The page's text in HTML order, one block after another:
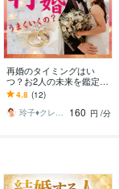
再婚のタイミングはい
つ？お2人の未来を鑑定し
ます 今度こそ幸せになり
たい♡結婚・入籍のタイ
ミングを鑑定します
4.8 (12)
玲子♦️クレアインサイト（洞視）
160 円 /分